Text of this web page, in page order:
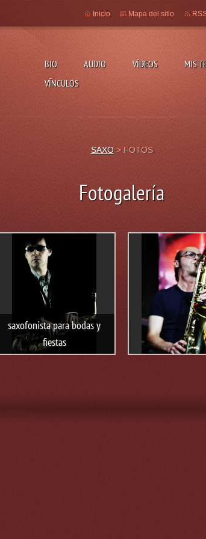
BIO AUDIO VÍDEOS MIS
VÍNCULOS
Inicio Mapa del sitio
SAXO > FOTOS
Fotogalería
saxofonista para bodas y
fiestas